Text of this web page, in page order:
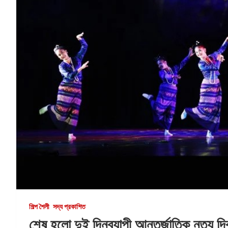
শিল্প শৈলী সদ্য প্রকাশিত